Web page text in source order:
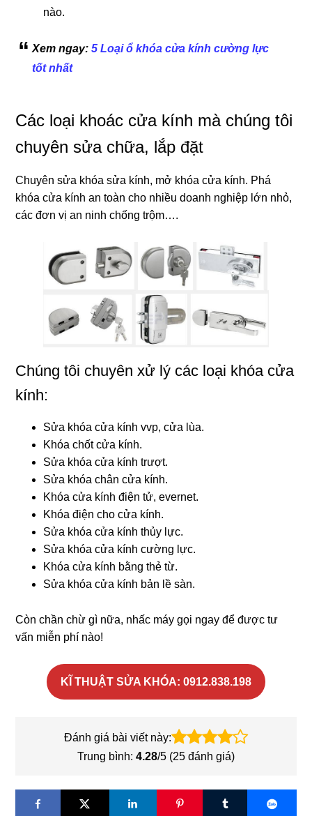
nào.
Xem ngay: 5 Loại ổ khóa cửa kính cường lực
tốt nhất
Các loại khoác cửa kính mà chúng tôi
chuyên sửa chữa, lắp đặt
Chuyên sửa khóa sửa kính, mở khóa cửa kính. Phá
khóa cửa kính an toàn cho nhiều doanh nghiệp lớn nhỏ,
các đơn vị an ninh chống trộm….
Chúng tôi chuyên xử lý các loại khóa cửa
kính:
Sửa khóa cửa kính vvp, cửa lùa.
Khóa chốt cửa kính.
Sửa khóa cửa kính trượt.
Sửa khóa chân cửa kính.
Khóa cửa kính điện tử, evernet.
Khóa điện cho cửa kính.
Sửa khóa cửa kính thủy lực.
Sửa khóa cửa kính cường lực.
Khóa cửa kính bằng thẻ từ.
Sửa khóa cửa kính bản lề sàn.
Còn chần chừ gì nữa, nhấc máy gọi ngay để được tư
vấn miễn phí nào!
KĨ THUẬT SỬA KHÓA: 0912.838.198
Đánh giá bài viết này:
Trung bình: 4.28/5 (25 đánh giá)